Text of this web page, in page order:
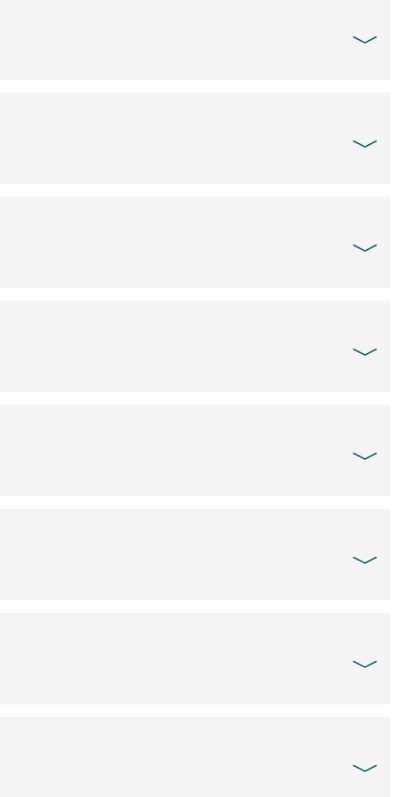
﹀
﹀
﹀
﹀
﹀
﹀
﹀
﹀